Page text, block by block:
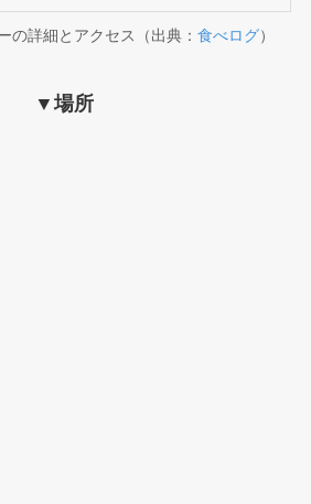
の詳細とアクセス（出典： 食べログ）
▼場所